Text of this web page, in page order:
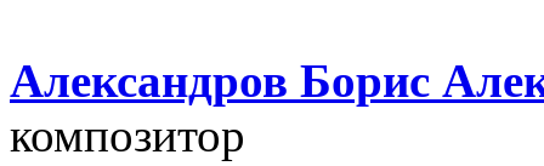
Александров Борис
композитор